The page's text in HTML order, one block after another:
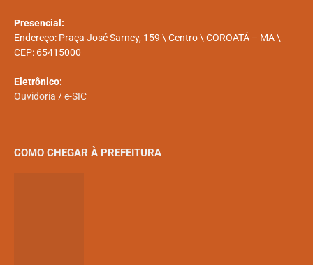
Presencial:
Endereço: Praça José Sarney, 159 \ Centro \ COROATÁ – MA \
CEP: 65415000
Eletrônico:
Ouvidoria /e-SIC
COMO CHEGAR À PREFEITURA